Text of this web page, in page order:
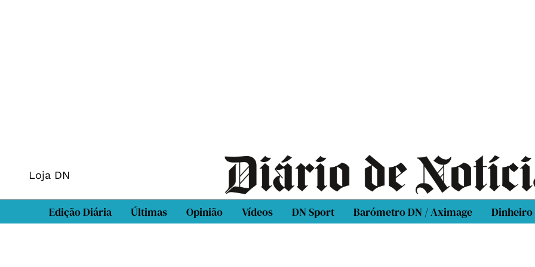
Loja DN
Edição Diária Últimas Opinião Vídeos DN Sport Barómetro DN / Aximage Dinheiro